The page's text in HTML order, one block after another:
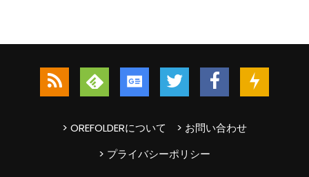
> OREFOLDERについて
> お問い合わせ
> プライバシーポリシー